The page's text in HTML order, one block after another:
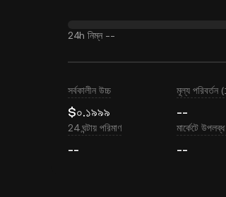
24h নিম্ন --
সর্বকালীন উচ্চ
$০.১৯৯৯
মূল্য পরিবর্তন
--
24 ঘন্টায় পরিমাণ
--
মার্কেটে
--